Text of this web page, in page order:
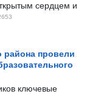
сердцем и
района провели
ключевые